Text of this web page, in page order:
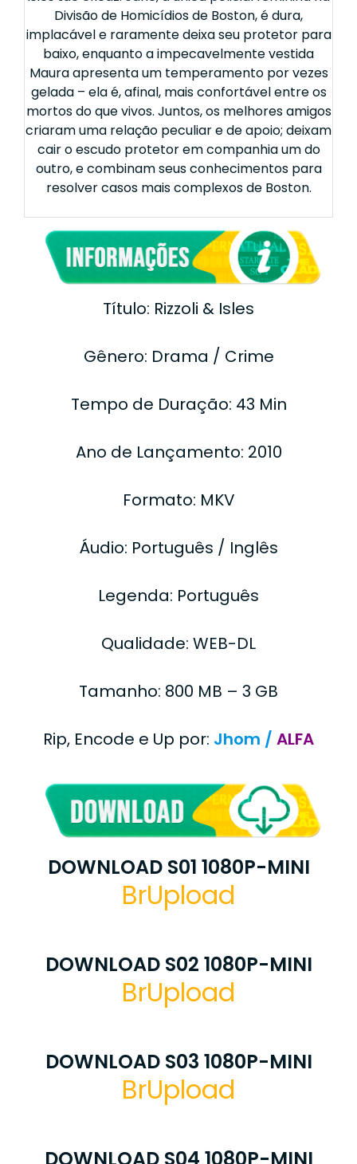
Divisão de Homicídios de Boston, é dura,
implacável e raramente deixa seu protetor para
baixo, enquanto a impecavelmente vestida
Maura apresenta um temperamento por vezes
gelada – ela é, afinal, mais confortável entre os
mortos do que vivos. Juntos, os melhores amigos
criaram uma relação peculiar e de apoio; deixam
cair o escudo protetor em companhia um do
outro, e combinam seus conhecimentos para
resolver casos mais complexos de Boston.
Título: Rizzoli & Isles
Gênero: Drama / Crime
Tempo de Duração: 43 Min
Ano de Lançamento: 2010
Formato: MKV
Áudio: Português / Inglês
Legenda: Português
Qualidade: WEB-DL
Tamanho: 800 MB – 3 GB
Rip, Encode e Up por: Jhom / ALFA
DOWNLOAD S01 1080P-MINI
BrUpload
DOWNLOAD S02 1080P-MINI
BrUpload
DOWNLOAD S03 1080P-MINI
BrUpload